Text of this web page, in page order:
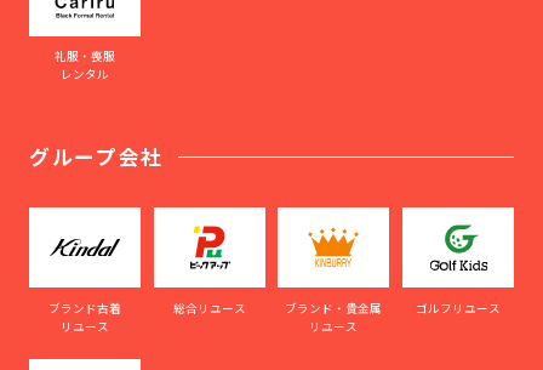
礼服・喪服
レンタル
グループ会社
ブランド古着
リユース
総合リユース
ブランド・貴金属
リユース
ゴルフリユース